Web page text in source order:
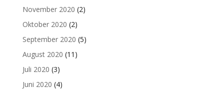
November 2020 (2)
Oktober 2020 (2)
September 2020 (5)
August 2020 (11)
Juli 2020 (3)
Juni 2020 (4)